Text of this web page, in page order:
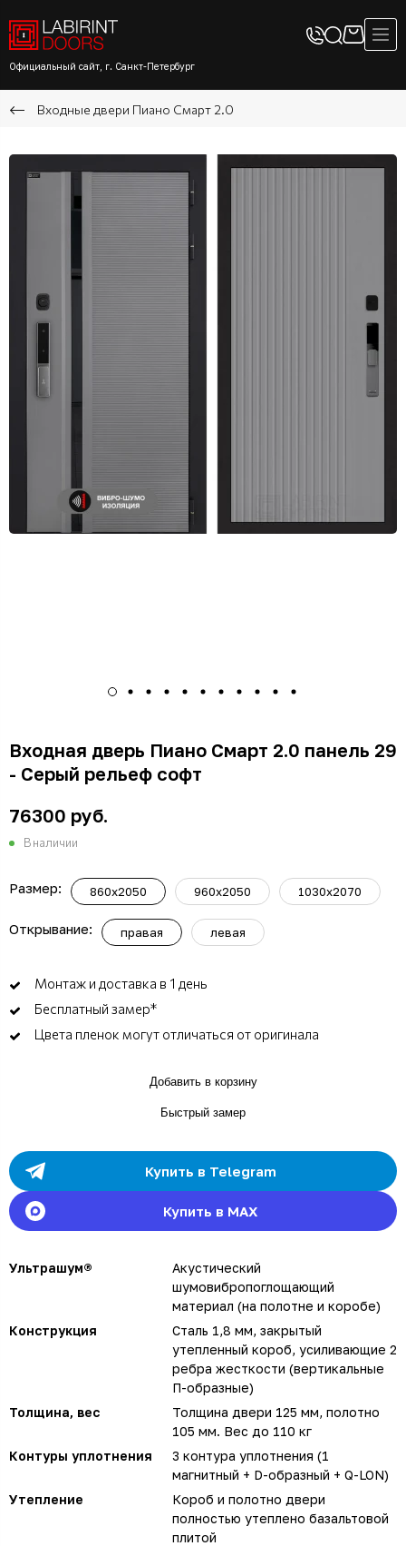
Официальный сайт, г. Санкт-Петербург
Входные двери Пиано Смарт 2.0
Входная дверь Пиано Смарт 2.0 панель 29
- Серый рельеф софт
76300 руб.
В наличии
Размер: 860х2050 960х2050 1030х2070
Открывание: правая левая
Монтаж и доставка в 1 день
Бесплатный замер*
Цвета пленок могут отличаться от оригинала
Добавить в корзину
Быстрый замер
Купить в Telegram
Купить в MAX
Ультрашум®
Акустический
шумовибропоглощающий
материал (на полотне и коробе)
Конструкция
Сталь 1,8 мм, закрытый
утепленный короб, усиливающие 2
ребра жесткости (вертикальные
П-образные)
Толщина, вес
Толщина двери 125 мм, полотно
105 мм. Вес до 110 кг
Контуры уплотнения
3 контура уплотнения (1
магнитный + D-образный + Q-LON)
Утепление
Короб и полотно двери
полностью утеплено базальтовой
плитой